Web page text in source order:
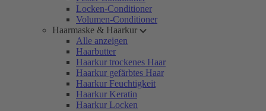
Locken-Conditioner
Volumen-Conditioner
Haarmaske & Haarkur
Alle anzeigen
Haarbutter
Haarkur trockenes Haar
Haarkur gefärbtes Haar
Haarkur Feuchtigkeit
Haarkur Keratin
Haarkur Locken